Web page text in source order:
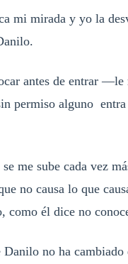
mi mirada y yo la
antes de entrar —le
permiso alguno
me sube cada vez
no causa lo que
como él dice no
no ha cambiado